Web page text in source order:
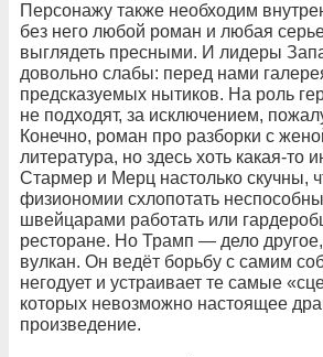
Персонажу также необходим
без него любой роман и любая
выглядеть пресными. И лидеры
довольно слабы: перед нами
предсказуемых нытиков. На роль
не подходят, за исключением,
Конечно, роман про разборки с
литература, но здесь хоть какая-то
Стармер и Мерц настолько скучны,
физиономии схлопотать
швейцарами работать или
ресторане. Но Трамп — дело другое,
вулкан. Он ведёт борьбу с самим
негодует и устраивает те самые
которых невозможно настоящее
произведение.